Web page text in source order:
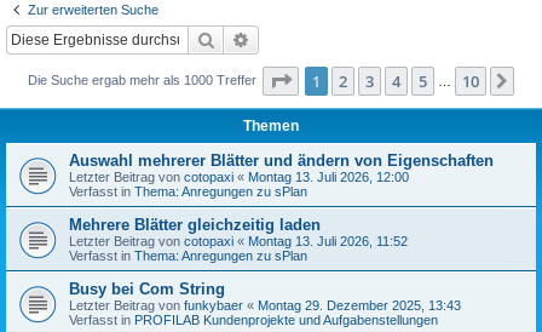
Zur erweiterten Suche
Suche
Die Suche ergab mehr als 1000 Treffer Seite 1von 10
1 2 3 4 5 10
Themen
Auswahl mehrerer Blätter und ändern von Eigenschaften
Letzter Beitrag von cotopaxi « Montag 13. Juli 2026, 12:00
Verfasst in Thema: Anregungen zu sPlan
Mehrere Blätter gleichzeitig laden
Letzter Beitrag von cotopaxi « Montag 13. Juli 2026, 11:52
Verfasst in Thema: Anregungen zu sPlan
Busy bei Com String
Letzter Beitrag von funkybaer « Montag 29. Dezember 2025, 13:43
Verfasst in PROFILAB Kundenprojekte und Aufgabenstellungen